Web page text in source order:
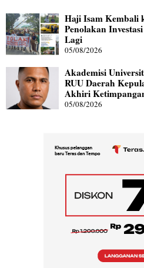
Haji Isam Kembali
Penolakan
Lagi
05/08/2026
Akademisi
RUU Daerah
Akhiri
05/08/2026